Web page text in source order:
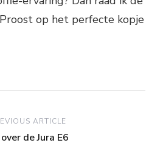
Proost op het perfecte kopje
ARTICLE
de Jura E6